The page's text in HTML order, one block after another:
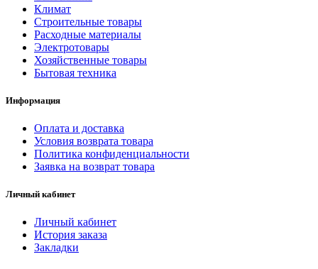
Климат
Строительные товары
Расходные материалы
Электротовары
Хозяйственные товары
Бытовая техника
Информация
Оплата и доставка
Условия возврата товара
Политика конфиденциальности
Заявка на возврат товара
Личный кабинет
Личный кабинет
История заказа
Закладки